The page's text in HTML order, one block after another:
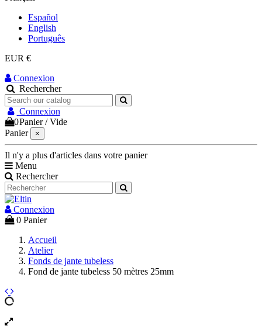
Español
English
Português
EUR €
Connexion
Rechercher
Connexion
0Panier /Vide
Panier
×
Il n'y a plus d'articles dans votre panier
Menu
Rechercher
Connexion
0 Panier
Accueil
Atelier
Fonds de jante tubeless
Fond de jante tubeless 50 mètres 25mm